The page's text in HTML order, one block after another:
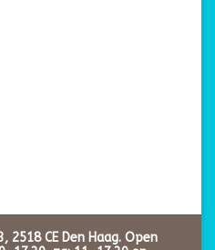
2518 CE Den Haag. Open